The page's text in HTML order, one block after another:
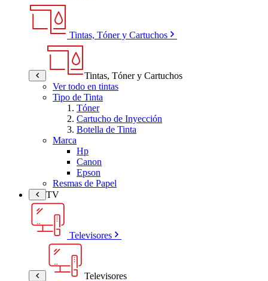
Tintas, Tóner y Cartuchos
Tintas, Tóner y Cartuchos
Ver todo en tintas
Tipo de Tinta
Tóner
Cartucho de Inyección
Botella de Tinta
Marca
Hp
Canon
Epson
Resmas de Papel
TV
Televisores
Televisores